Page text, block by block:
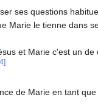
ses questions
Marie le tienne dans
et Marie c'est un
de Marie en tant